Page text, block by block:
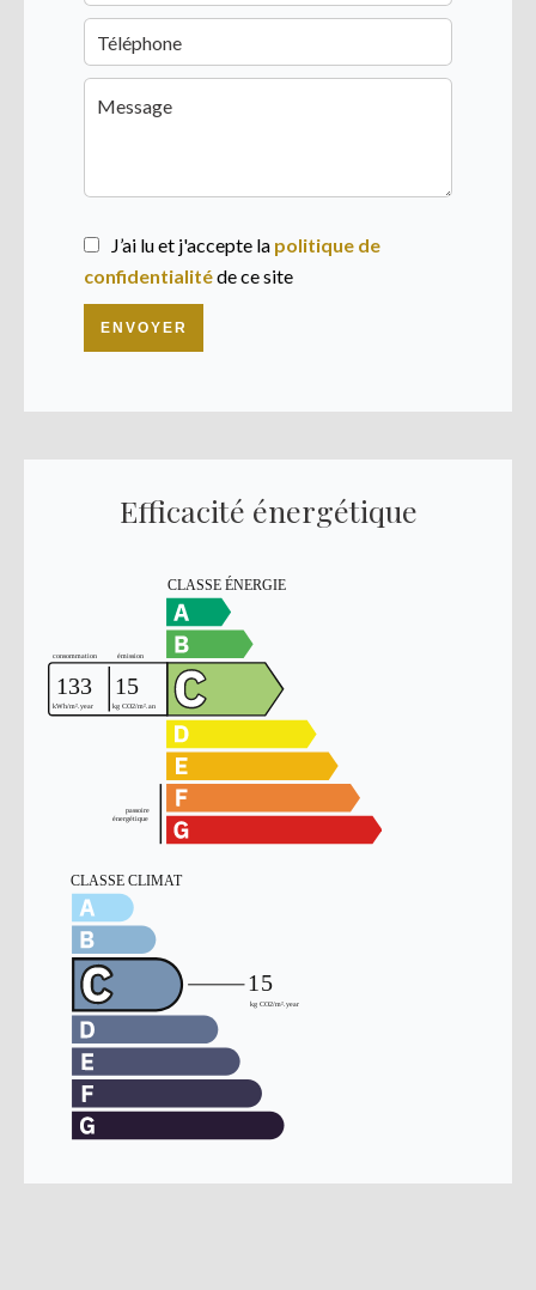
J’ai lu et j'accepte la politique de
confidentialitéde ce site
ENVOYER
Efficacité énergétique